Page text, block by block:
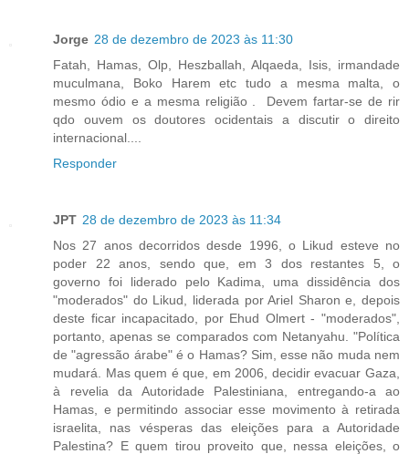
Jorge 28 de dezembro de 2023 às 11:30
Fatah, Hamas, Olp, Heszballah, Alqaeda, Isis, irmandade
muculmana, Boko Harem etc tudo a mesma malta, o
mesmo ódio e a mesma religião . Devem fartar-se de rir
qdo ouvem os doutores ocidentais a discutir o direito
internacional....
Responder
JPT 28 de dezembro de 2023 às 11:34
Nos 27 anos decorridos desde 1996, o Likud esteve no
poder 22 anos, sendo que, em 3 dos restantes 5, o
governo foi liderado pelo Kadima, uma dissidência dos
"moderados" do Likud, liderada por Ariel Sharon e, depois
deste ficar incapacitado, por Ehud Olmert - "moderados",
portanto, apenas se comparados com Netanyahu. "Política
de "agressão árabe" é o Hamas? Sim, esse não muda nem
mudará. Mas quem é que, em 2006, decidir evacuar Gaza,
à revelia da Autoridade Palestiniana, entregando-a ao
Hamas, e permitindo associar esse movimento à retirada
israelita, nas vésperas das eleições para a Autoridade
Palestina? E quem tirou proveito que, nessa eleições, o